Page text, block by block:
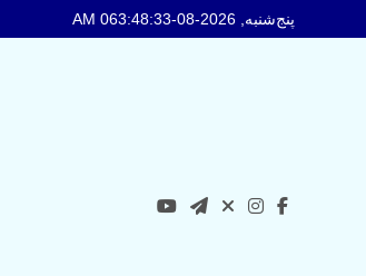
پنج‌شنبه, 2026-08-06 3:48:35 AM